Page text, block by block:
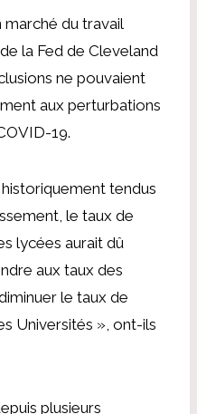
marché du travail
la Fed de Cleveland
ne pouvaient
aux perturbations
19.
tendus
le taux de
lycées aurait dû
aux taux des
le taux de
Universités », ont-ils
plusieurs